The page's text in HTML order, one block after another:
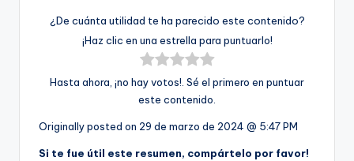
¿De cuánta utilidad te ha parecido este contenido?
¡Haz clic en una estrella para puntuarlo!
Hasta ahora, ¡no hay votos!. Sé el primero en puntuar
este contenido.
Originally posted on 29 de marzo de 2024 @ 5:47 PM
Si te fue útil este resumen, compártelo por favor!